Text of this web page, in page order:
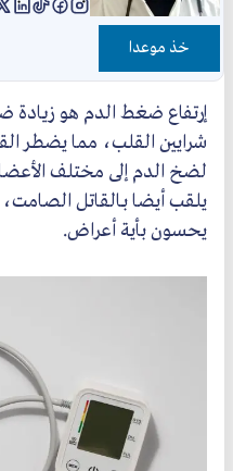
خذ موعدا
إرتفاع ضغط الدم هو زيادة
شرايين القلب، مما يضطر
لضخ الدم إلى مختلف
يلقب أيضا بـالقاتل
يحسون بأية أعراض.